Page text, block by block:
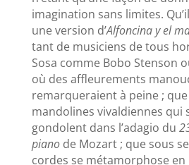
imagination sans limites.
une version d’Alfoncina y el
tant de musiciens de tous
Sosa comme Bobo Stenson
où des affleurements
remarqueraient à peine ;
mandolines vivaldiennes qui
gondolent dans l’adagio du
pianode Mozart ; que sous
cordes se métamorphose en